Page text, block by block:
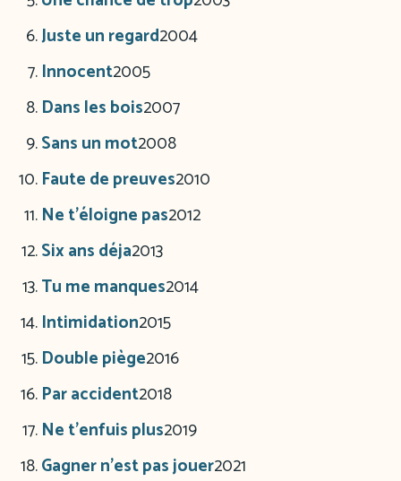
Juste un regard2004
Innocent2005
Dans les bois2007
Sans un mot2008
Faute de preuves2010
Ne t’éloigne pas2012
Six ans déja2013
Tu me manques2014
Intimidation2015
Double piège2016
Par accident2018
Ne t’enfuis plus2019
Gagner n’est pas jouer2021